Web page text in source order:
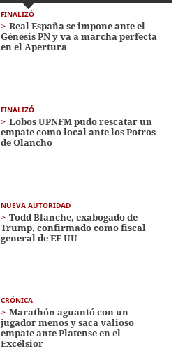
FINALIZÓ
Real España se impone ante el
Génesis PN y va a marcha perfecta
en el Apertura
FINALIZÓ
Lobos UPNFM pudo rescatar un
empate como local ante los Potros
de Olancho
NUEVA AUTORIDAD
Todd Blanche, exabogado de
Trump, confirmado como fiscal
general de EE UU
CRÓNICA
Marathón aguantó con un
jugador menos y saca valioso
empate ante Platense en el
Excélsior